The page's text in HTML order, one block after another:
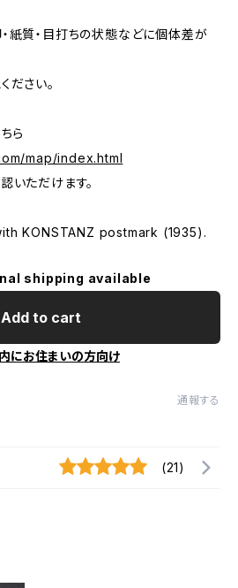
紙質・目打ちの状態などに個体差が
ださい。
ら
map/index.html
いただけます。
KONSTANZ postmark (1935).
shipping available
Add to cart
にお住まいの方向け
通報する
(21)